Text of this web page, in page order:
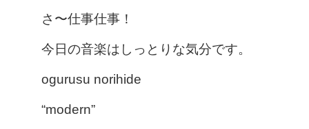
さ〜仕事仕事！
今日の音楽はしっとりな気分です。
ogurusu norihide
“modern”